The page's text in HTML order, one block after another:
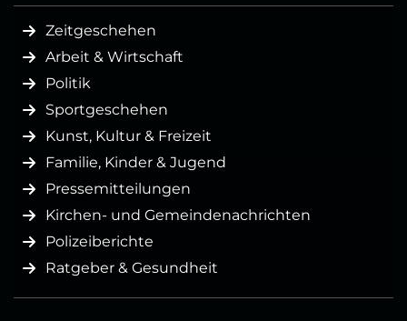
Zeitgeschehen
Arbeit & Wirtschaft
Politik
Sportgeschehen
Kunst, Kultur & Freizeit
Familie, Kinder & Jugend
Pressemitteilungen
Kirchen- und Gemeindenachrichten
Polizeiberichte
Ratgeber & Gesundheit